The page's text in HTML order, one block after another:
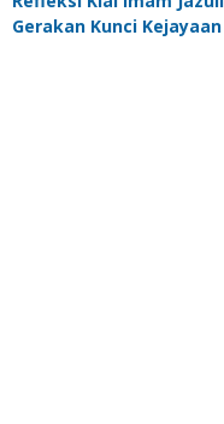
Gerakan Kunci